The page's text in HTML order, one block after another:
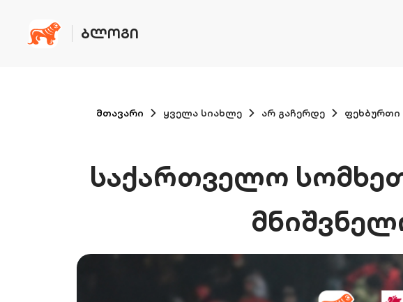
ᲑᲚᲝᲒᲘ
მთავარი ყველა სიახლე არ გაჩერდე ფეხბურთი
საქართველო